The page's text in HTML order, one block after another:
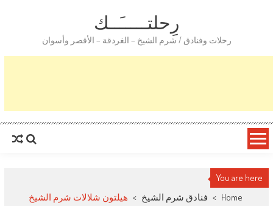
رِحلتـــــَــك
رحلات وفنادق / شرم الشيخ – الغردقة – الأقصر وأسوان
You are here
Home
> فنادق شرم الشيخ > هيلتون شلالات شرم الشيخ